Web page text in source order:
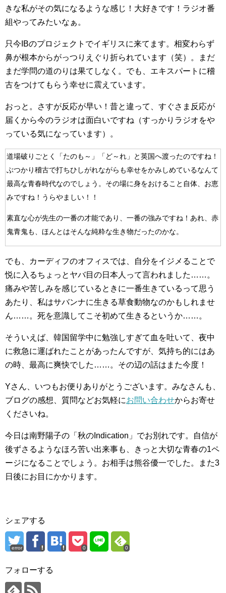
きな私がその気になるような感じ！大好きです！ラジオ番
組やってみたいなぁ。
只今IBのプロジェクトでイギリスに来てます。相変わらず
鼻が根本からがっつりえぐり折られています（笑）。まだ
まだ学問の道のりは果てしなく。でも、エキスパートに稽
古をつけてもらう幸せに震えています。
おっと。さすが反応が早い！昔と違って、すぐさま反応が
届くから今のラジオは面白いですね（すっかりラジオをや
っている気になっています）。
道場破りごとく「たのも～」「ど～れ」と英国へ渡ったのですね！
ぶつかり稽古で打ちひしがれながらも幸せをかみしめているなんて
最高な青春時代なのでしょう。その場に身をおけること自体、お恵
みですね！うらやましい！！
素直な心が先生の一番の才能であり、一番の強みですね！あれ、赤
鬼青鬼も、ほんとはそんな純粋な生き物だったのかな。
でも、カーディフのオフィスでは、自分をイジメることで
悦に入るちょっとヤバ目の日本人って言われました……。
痛みや苦しみを感じているときに一番生きているって思う
あたり、私はサバンナに生きる草食動物なのかもしれませ
ん……。死を意識してこそ初めて生きるというか……。
そういえば、韓国留学中に勉強しすぎて血を吐いて、夜中
に救急に運ばれたことがあったんですが、気持ち的にはあ
の時、最高に爽快でした……。その辺の話はまた今度！
Yさん、いつもお便りありがとうございます。みなさんも、
ブログの感想、質問などお気軽にお問い合わせからお寄せ
くださいね。
今日は南野陽子の「秋のIndication」でお別れです。自信が
後ずさるようなほろ苦い出来事も、きっと大切な青春の1ペ
ージになることでしょう。お相手は熊谷優一でした。また3
日後にお目にかかります。
シェアする
error 0 0
フォローする